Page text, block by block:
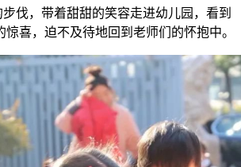
伐，带着甜甜的笑容走进幼儿园，看到
喜，迫不及待地回到老师们的怀抱中。